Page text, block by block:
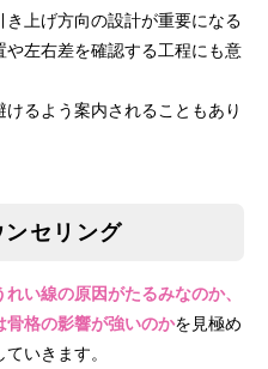
上げ方向の設計が重要になる
左右差を確認する工程にも意
るよう案内されることもあり
ンセリング
れい線の原因がたるみなのか、
骨格の影響が強いのかを見極め
いきます。